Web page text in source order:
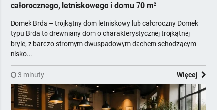
całorocznego, letniskowego i domu 70 m²
Domek Brda – trójkątny dom letniskowy lub całoroczny Domek
typu Brda to drewniany dom o charakterystycznej trójkątnej
bryle, z bardzo stromym dwuspadowym dachem schodzącym
nisko...
3 minuty Więcej